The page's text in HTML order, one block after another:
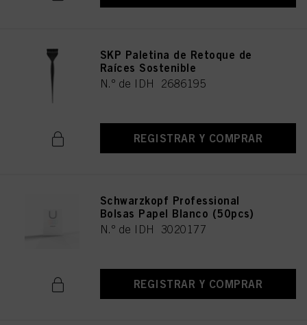
SKP Paletina de Retoque de
Raíces Sostenible
N.º de IDH 2686195
REGISTRAR Y COMPRAR
Schwarzkopf Professional
Bolsas Papel Blanco (50pcs)
N.º de IDH 3020177
REGISTRAR Y COMPRAR